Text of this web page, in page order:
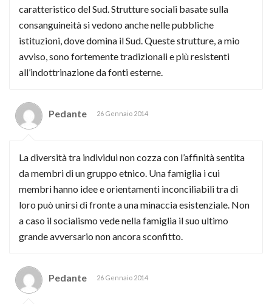
caratteristico del Sud. Strutture sociali basate sulla
consanguineità si vedono anche nelle pubbliche
istituzioni, dove domina il Sud. Queste strutture, a mio
avviso, sono fortemente tradizionali e più resistenti
all’indottrinazione da fonti esterne.
Pedante 26 Gennaio 2014
La diversità tra individui non cozza con l’affinità sentita
da membri di un gruppo etnico. Una famiglia i cui
membri hanno idee e orientamenti inconciliabili tra di
loro può unirsi di fronte a una minaccia esistenziale. Non
a caso il socialismo vede nella famiglia il suo ultimo
grande avversario non ancora sconfitto.
Pedante 26 Gennaio 2014